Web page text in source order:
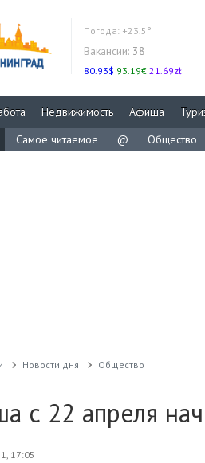
Погода: +23.5°
Вакансии: 38
80.93$ 93.19€ 21.69zł
Недвижимость Афиша
Самое читаемое @ Общество
Новости дня Общество
с 22 апреля
17:05